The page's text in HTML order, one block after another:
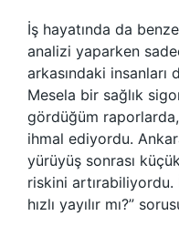
İş hayatında da
analizi yaparken
arkasındaki insanları
Mesela bir sağlık
gördüğüm
ihmal ediyordu.
yürüyüş sonrası
riskini
hızlı yayılır mı?”